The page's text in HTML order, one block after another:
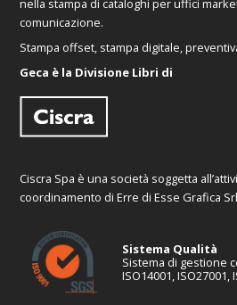
nella stampa di cataloghi per uffici
comunicazione.
Stampa offset, stampa digitale,
Geca è la Divisione Libri di
Ciscra Spa è una società soggetta
coordinamento di Erre di Esse Grafica Srl
Sistema Qualità
Sistema di gestione
ISO14001, ISO27001,